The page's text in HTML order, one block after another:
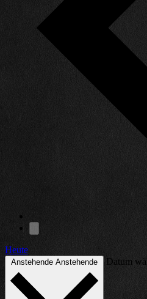
Heute
Anstehende Anstehende Datum